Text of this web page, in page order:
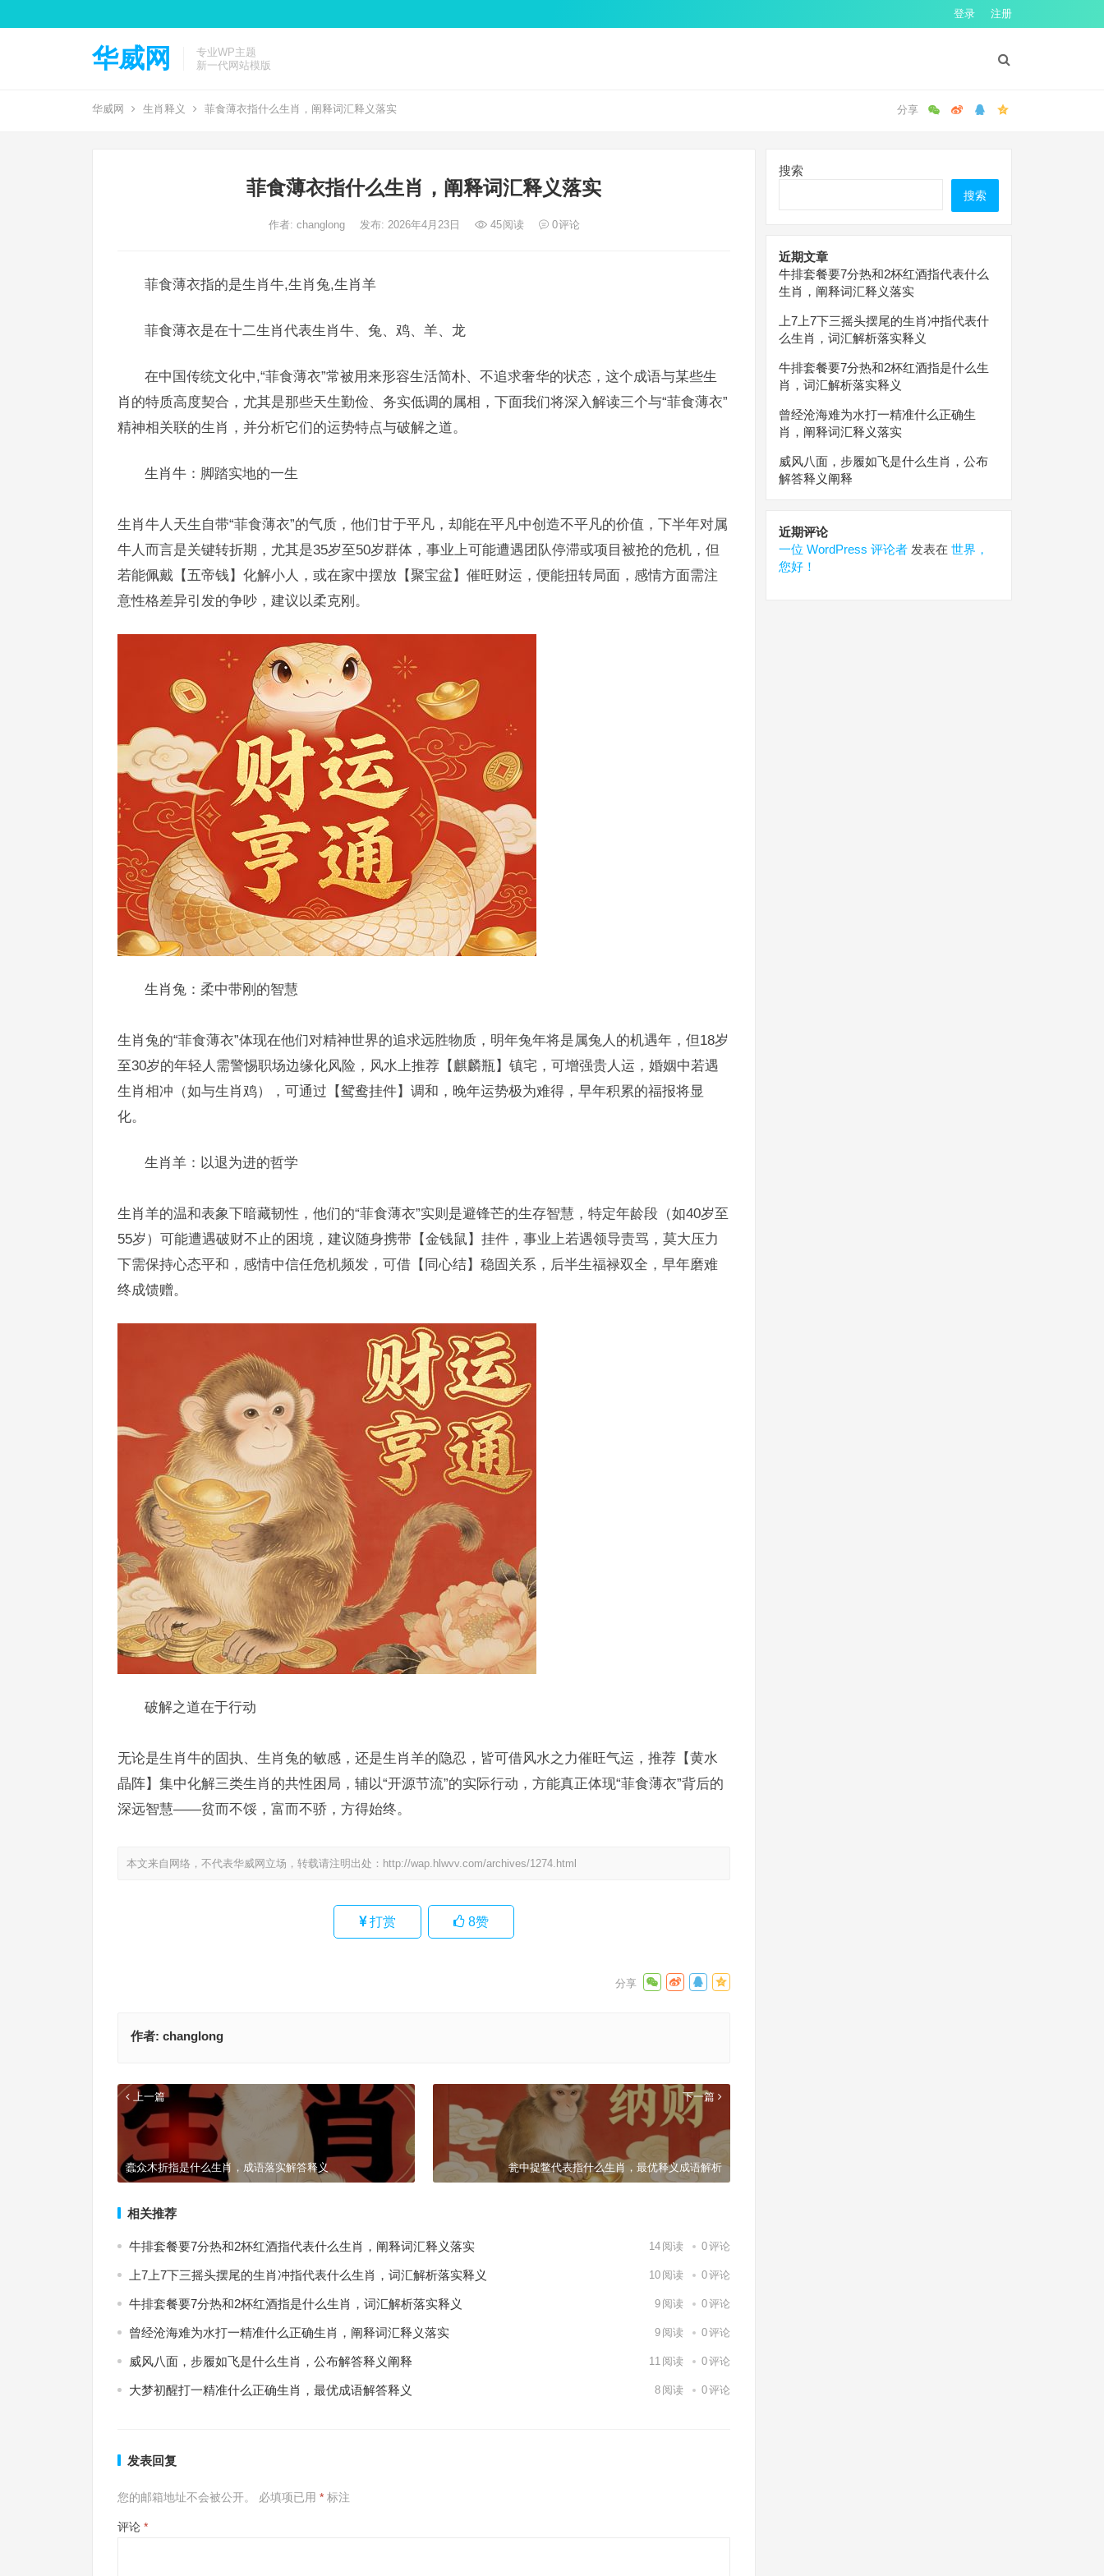
登录 注册
华威网
专业WP主题
新一代网站模版
华威网 生肖释义 菲食薄衣指什么生肖，阐释词汇释义落实
菲食薄衣指什么生肖，阐释词汇释义落实
作者: changlong 发布: 2026年4月23日 45阅读 0评论
菲食薄衣指的是生肖牛,生肖兔,生肖羊
菲食薄衣是在十二生肖代表生肖牛、兔、鸡、羊、龙
在中国传统文化中,“菲食薄衣”常被用来形容生活简朴、不追求奢华的状态，这个成语与某些生
肖的特质高度契合，尤其是那些天生勤俭、务实低调的属相，下面我们将深入解读三个与“菲食薄衣”
精神相关联的生肖，并分析它们的运势特点与破解之道。
生肖牛：脚踏实地的一生
生肖牛人天生自带“菲食薄衣”的气质，他们甘于平凡，却能在平凡中创造不平凡的价值，下半年对属
牛人而言是关键转折期，尤其是35岁至50岁群体，事业上可能遭遇团队停滞或项目被抢的危机，但
若能佩戴【五帝钱】化解小人，或在家中摆放【聚宝盆】催旺财运，便能扭转局面，感情方面需注
意性格差异引发的争吵，建议以柔克刚。
生肖兔：柔中带刚的智慧
生肖兔的“菲食薄衣”体现在他们对精神世界的追求远胜物质，明年兔年将是属兔人的机遇年，但18岁
至30岁的年轻人需警惕职场边缘化风险，风水上推荐【麒麟瓶】镇宅，可增强贵人运，婚姻中若遇
生肖相冲（如与生肖鸡），可通过【鸳鸯挂件】调和，晚年运势极为难得，早年积累的福报将显
化。
生肖羊：以退为进的哲学
生肖羊的温和表象下暗藏韧性，他们的“菲食薄衣”实则是避锋芒的生存智慧，特定年龄段（如40岁至
55岁）可能遭遇破财不止的困境，建议随身携带【金钱鼠】挂件，事业上若遇领导责骂，莫大压力
下需保持心态平和，感情中信任危机频发，可借【同心结】稳固关系，后半生福禄双全，早年磨难
终成馈赠。
破解之道在于行动
无论是生肖牛的固执、生肖兔的敏感，还是生肖羊的隐忍，皆可借风水之力催旺气运，推荐【黄水
晶阵】集中化解三类生肖的共性困局，辅以“开源节流”的实际行动，方能真正体现“菲食薄衣”背后的
深远智慧——贫而不馁，富而不骄，方得始终。
本文来自网络，不代表华威网立场，转载请注明出处： http://wap.hlwvv.com/archives/1274.html
打赏 8赞
作者: changlong
上一篇
蠹众木折指是什么生肖，成语落实解答释义
下一篇
瓮中捉鳖代表指什么生肖，最优释义成语解析
相关推荐
牛排套餐要7分热和2杯红酒指代表什么生肖，阐释词汇释义落实 14 阅读 0评论
上7上7下三摇头摆尾的生肖冲指代表什么生肖，词汇解析落实释义 10 阅读 0评论
牛排套餐要7分热和2杯红酒指是什么生肖，词汇解析落实释义 9 阅读 0评论
曾经沧海难为水打一精准什么正确生肖，阐释词汇释义落实 9 阅读 0评论
威风八面，步履如飞是什么生肖，公布解答释义阐释 11 阅读 0评论
大梦初醒打一精准什么正确生肖，最优成语解答释义 8 阅读 0评论
发表回复
您的邮箱地址不会被公开。 必填项已用 * 标注
评论 *
搜索
搜索
近期文章
牛排套餐要7分热和2杯红酒指代表什么
生肖，阐释词汇释义落实
上7上7下三摇头摆尾的生肖冲指代表什
么生肖，词汇解析落实释义
牛排套餐要7分热和2杯红酒指是什么生
肖，词汇解析落实释义
曾经沧海难为水打一精准什么正确生
肖，阐释词汇释义落实
威风八面，步履如飞是什么生肖，公布
解答释义阐释
近期评论
一位 WordPress 评论者 发表在 世界，
您好！